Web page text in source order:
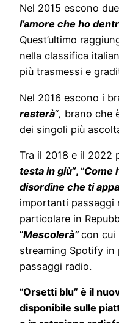
Nel 2015 escono
l’amore che ho
Quest’ultimo
nella classifica
più trasmessi e
Nel 2016 escono i
resterà“, brano che
dei singoli più
Tra il 2018 e il 2022
testa in giù“, “Come
disordine che ti
importanti passaggi
particolare in
“Mescolerà” con cui
streaming Spotify in
passaggi radio.
“Orsetti blu” è il
disponibile sulle